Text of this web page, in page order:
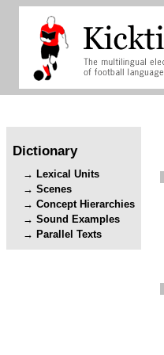
Dictionary
Lexical Units
Scenes
Concept Hierarchies
Sound Examples
Parallel Texts